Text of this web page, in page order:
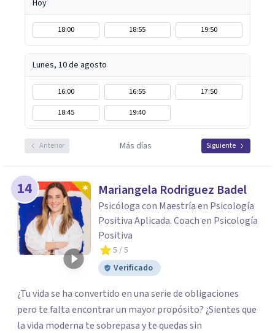
Hoy
18:00 18:55 19:50
Lunes, 10 de agosto
16:00 16:55
17:50
18:45
19:40
Anterior Más días Siguiente
14 Mariangela Rodriguez Badel
Psicóloga con Maestría en Psicología
Positiva Aplicada. Coach en Psicología
Positiva
5 / 5
Verificado
¿Tu vida se ha convertido en una serie de obligaciones
pero te falta encontrar un mayor propósito? ¿Sientes que
la vida moderna te sobrepasa y te quedas sin